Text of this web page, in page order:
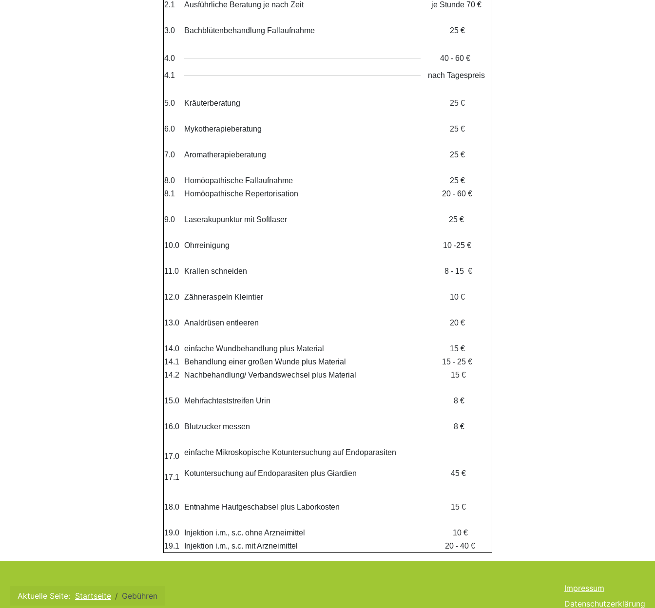
2.1
Ausführliche Beratung je nach Zeit je Stunde 70 €
3.0 Bachblütenbehandlung Fallaufnahme 25 €
4.0 40 - 60 €
4.1 nach Tagespreis
5.0 Kräuterberatung 25 €
6.0 Mykotherapieberatung 25 €
7.0 Aromatherapieberatung 25 €
8.0 Homöopathische Fallaufnahme
25 €
8.1
Homöopathische Repertorisation 20 - 60 €
9.0 Laserakupunktur mit Softlaser 25 €
10.0 Ohrreinigung 10 -25 €
11.0 Krallen schneiden 8 - 15 €
12.0 Zähneraspeln Kleintier 10 €
13.0 Analdrüsen entleeren 20 €
14.0 einfache Wundbehandlung plus Material
15 €
14.1
Behandlung einer großen Wunde plus Material
15 - 25 €
14.2
Nachbehandlung/ Verbandswechsel plus Material 15 €
15.0 Mehrfachteststreifen Urin 8 €
16.0 Blutzucker messen 8 €
17.0 einfache Mikroskopische Kotuntersuchung auf Endoparasiten
17.1 Kotuntersuchung auf Endoparasiten plus Giardien 45 €
18.0 Entnahme Hautgeschabsel plus Laborkosten 15 €
19.0 Injektion i.m., s.c. ohne Arzneimittel
10 €
19.1
Injektion i.m., s.c. mit Arzneimittel 20 - 40 €
Aktuelle Seite: Startseite Gebühren
Impressum
Datenschutzerklärung